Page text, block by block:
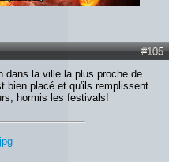
#105
dans la ville la plus proche de
bien placé et qu'ils remplissent
hormis les festivals!